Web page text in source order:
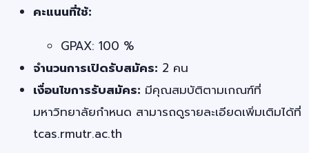
คะแนนที่ใช้:
GPAX: 100 %
จำนวนการเปิดรับสมัคร: 2 คน
เงื่อนไขการรับสมัคร: มีคุณสมบัติตามเกณฑ์ที่
มหาวิทยาลัยกำหนด สามารถดูรายละเอียดเพิ่มเติมได้ที่
tcas.rmutr.ac.th